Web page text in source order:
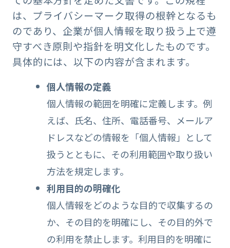
は、プライバシーマーク取得の根幹となるも
のであり、企業が個人情報を取り扱う上で遵
守すべき原則や指針を明文化したものです。
具体的には、以下の内容が含まれます。
個人情報の定義
個人情報の範囲を明確に定義します。例
えば、氏名、住所、電話番号、メールア
ドレスなどの情報を「個人情報」として
扱うとともに、その利用範囲や取り扱い
方法を規定します。
利用目的の明確化
個人情報をどのような目的で収集するの
か、その目的を明確にし、その目的外で
の利用を禁止します。利用目的を明確に